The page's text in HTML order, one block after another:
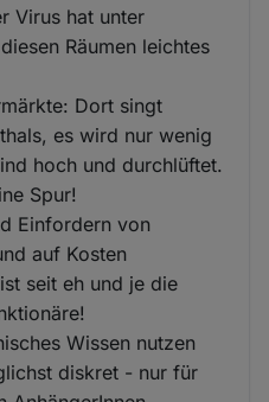
Virus hat unter
Räumen leichtes
Dort singt
es wird nur wenig
hoch und durchlüftet.
Spur!
Einfordern von
auf Kosten
seit eh und je die
Wissen nutzen
diskret - nur für